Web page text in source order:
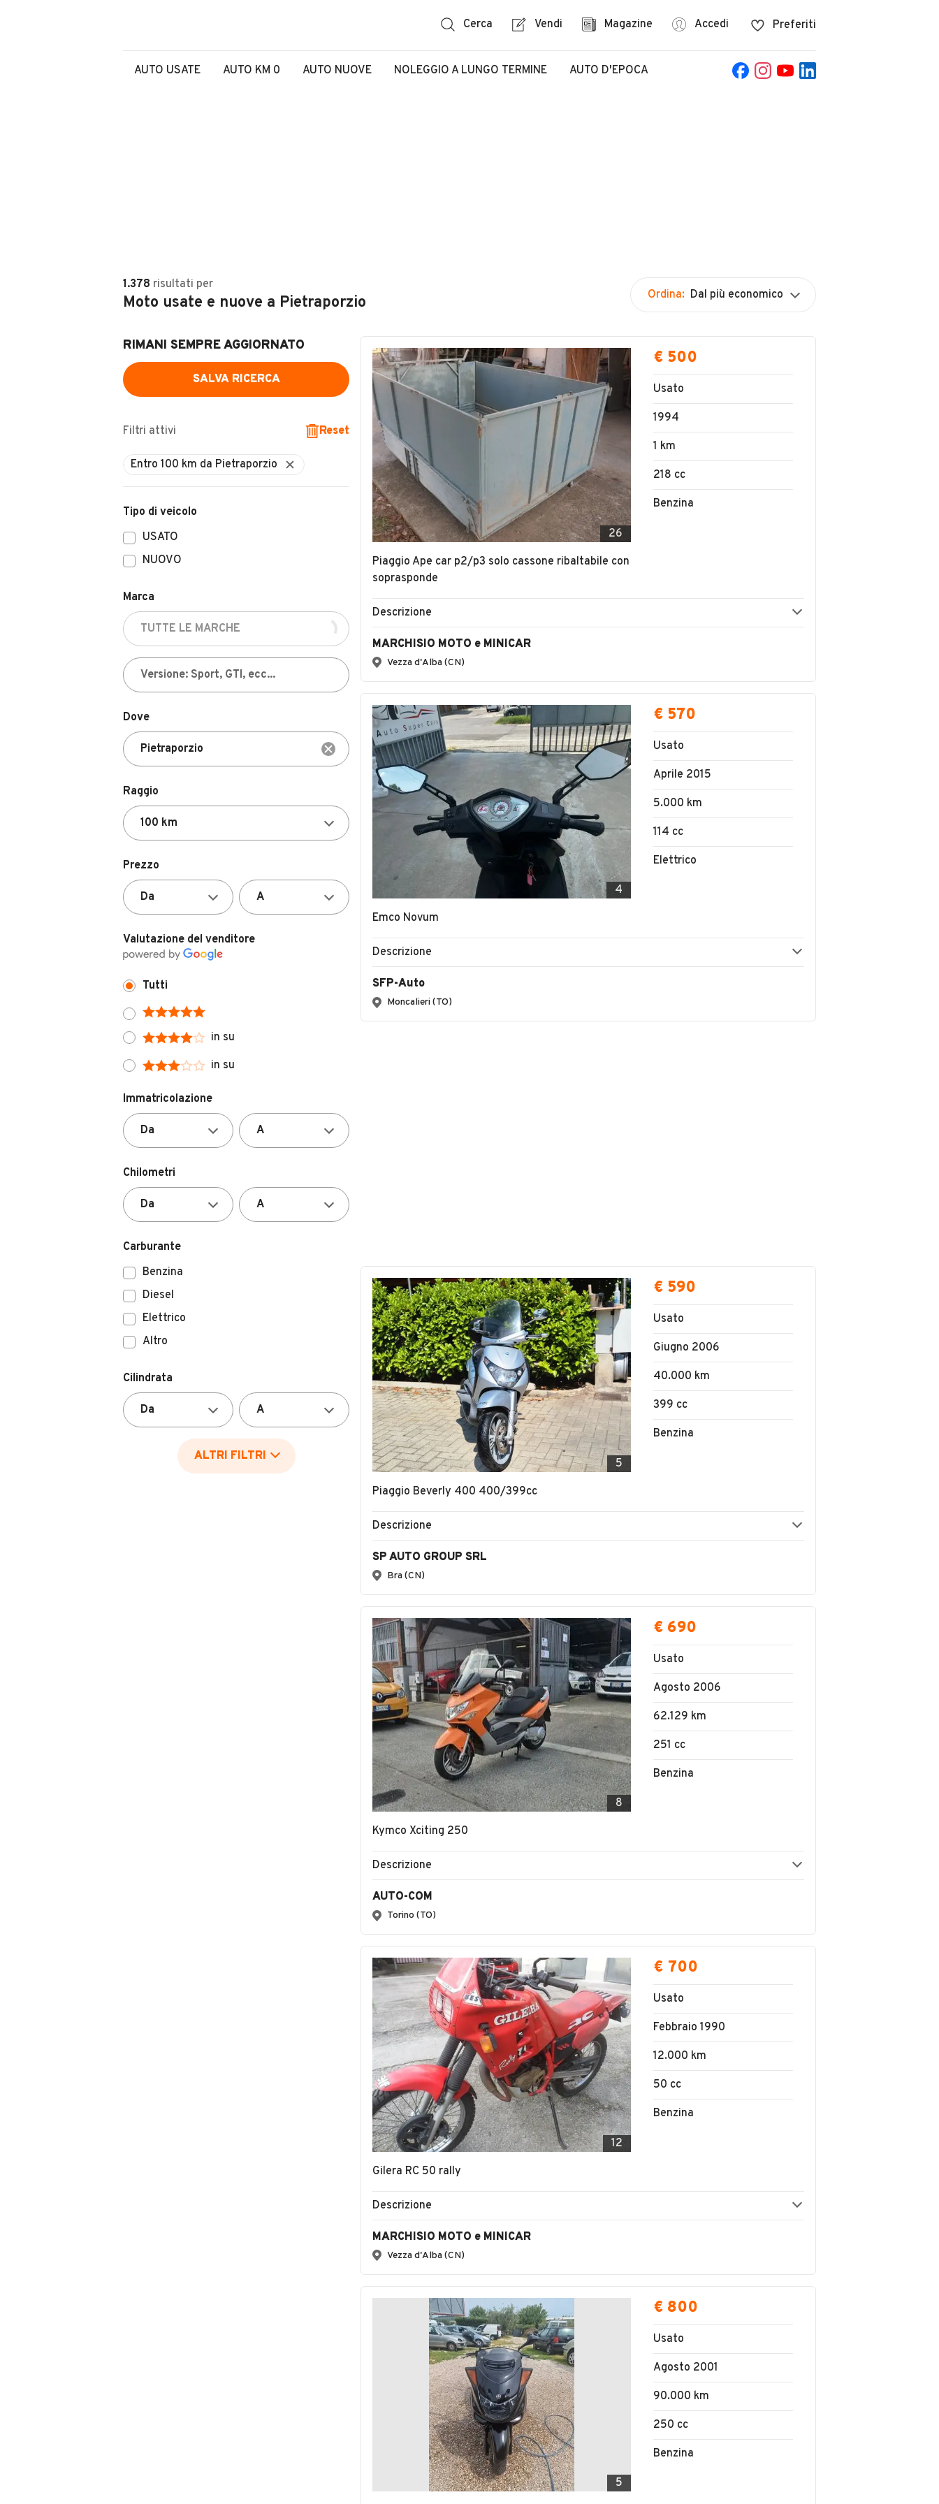
Cerca Vendi Magazine Accedi Preferiti
AUTO USATE AUTO KM 0 AUTO NUOVE NOLEGGIO A LUNGO TERMINE AUTO D'EPOCA
1.378 risultati per
Moto usate e nuove a Pietraporzio Ordina: Dal più economico
RIMANI SEMPRE AGGIORNATO
SALVA RICERCA
Filtri attivi Reset
Tipo di veicolo
USATO
NUOVO
Marca
Dove
Raggio
Prezzo
Valutazione del venditore
Tutti
in su
in su
Immatricolazione
Chilometri
Carburante
Benzina
Diesel
Elettrico
Altro
Cilindrata
ALTRI FILTRI
26
Piaggio Ape car p2/p3 solo cassone ribaltabile con
soprasponde
€ 500
Usato
1994
1 km
218 cc
Benzina
Descrizione
MARCHISIO MOTO e MINICAR
Vezza d'Alba (CN)
4
Emco Novum
€ 570
Usato
Aprile 2015
5.000 km
114 cc
Elettrico
Descrizione
SFP-Auto
Moncalieri (TO)
5
Piaggio Beverly 400 400/399cc
€ 590
Usato
Giugno 2006
40.000 km
399 cc
Benzina
Descrizione
SP AUTO GROUP SRL
Bra (CN)
8
Kymco Xciting 250
€ 690
Usato
Agosto 2006
62.129 km
251 cc
Benzina
Descrizione
AUTO-COM
Torino (TO)
12
Gilera RC 50 rally
€ 700
Usato
Febbraio 1990
12.000 km
50 cc
Benzina
Descrizione
MARCHISIO MOTO e MINICAR
Vezza d'Alba (CN)
5
€ 800
Usato
Agosto 2001
90.000 km
250 cc
Benzina